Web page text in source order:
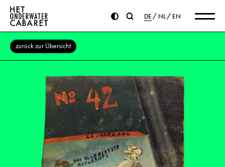
DE NL EN
zurück zur Übersicht